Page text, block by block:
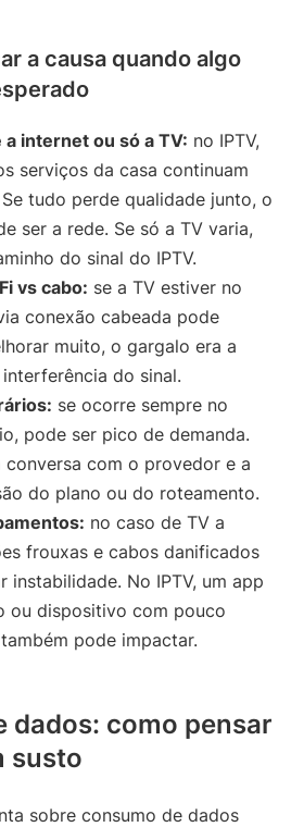
a causa quando algo
internet ou só a TV: no IPTV,
serviços da casa continuam
tudo perde qualidade junto, o
ser a rede. Se só a TV varia,
do sinal do IPTV.
vs cabo: se a TV estiver no
conexão cabeada pode
muito, o gargalo era a
do sinal.
se ocorre sempre no
pode ser pico de demanda.
conversa com o provedor e a
do plano ou do roteamento.
no caso de TV a
frouxas e cabos danificados
instabilidade. No IPTV, um app
ou dispositivo com pouco
pode impactar.
dados: como pensar
susto
sobre consumo de dados